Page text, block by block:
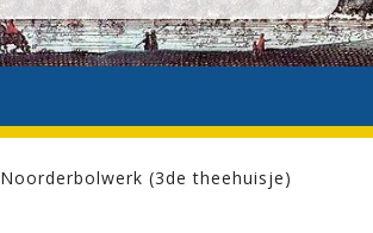
Noorderbolwerk (3de theehuisje)